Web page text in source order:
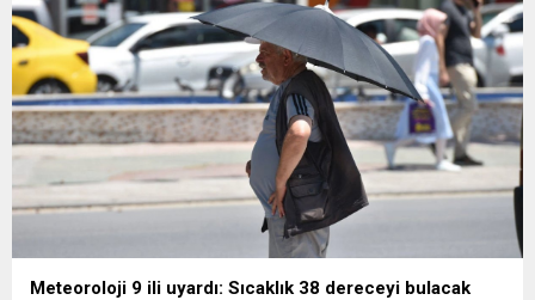
Meteoroloji 9 ili uyardı: Sıcaklık 38 dereceyi bulacak